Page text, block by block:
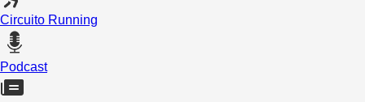
Circuito Running
Podcast